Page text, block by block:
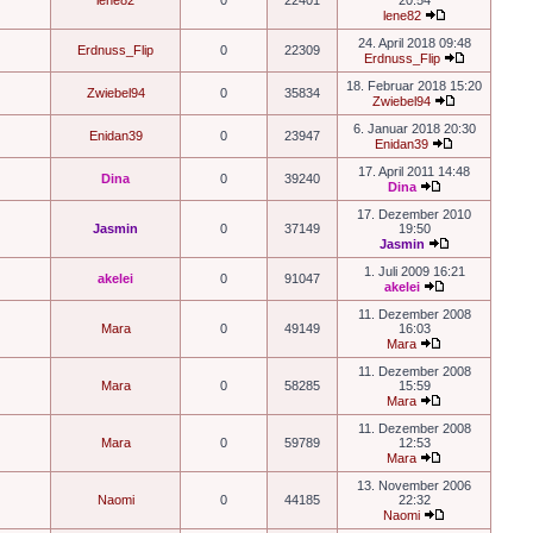
lene82
Erdnuss_Flip 0 22309
24. April 2018 09:48
Erdnuss_Flip
Zwiebel94 0 35834
18. Februar 2018 15:20
Zwiebel94
Enidan39 0 23947
6. Januar 2018 20:30
Enidan39
Dina 0 39240
17. April 2011 14:48
Dina
Jasmin 0 37149
17. Dezember 2010
19:50
Jasmin
akelei 0 91047
1. Juli 2009 16:21
akelei
Mara 0 49149
11. Dezember 2008
16:03
Mara
Mara 0 58285
11. Dezember 2008
15:59
Mara
Mara 0 59789
11. Dezember 2008
12:53
Mara
Naomi 0 44185
13. November 2006
22:32
Naomi